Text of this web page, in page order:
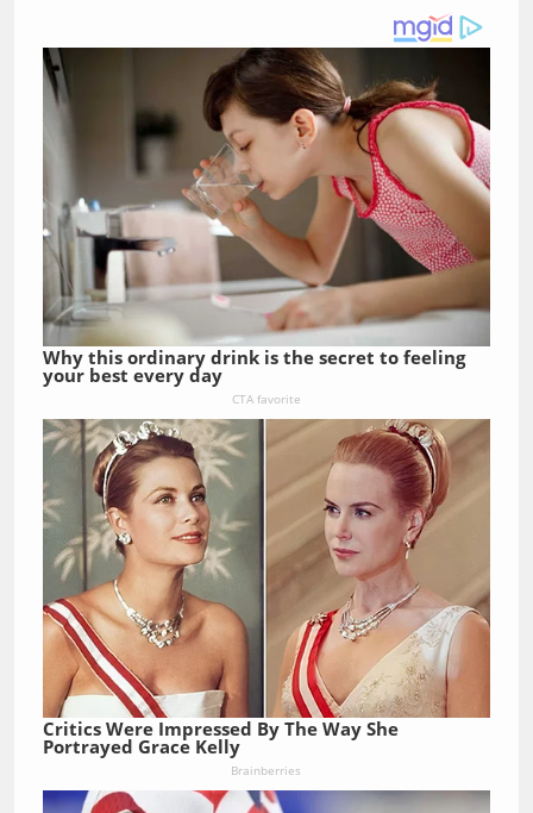
Why this ordinary drink is the secret to feeling
your best every day
CTA favorite
Critics Were Impressed By The Way She
Portrayed Grace Kelly
Brainberries